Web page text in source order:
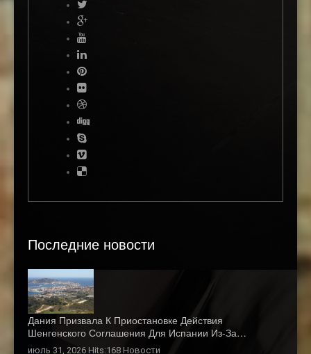
Последние новости
Дания Призвала К Приостановке Действия
Шенгенского Соглашения Для Испании Из-За…
июль 31, 2026 Hits:168 Новости